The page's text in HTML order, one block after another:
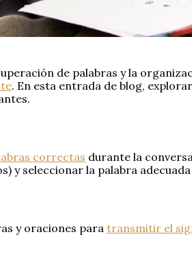
de palabras y la
. En esta entrada de blog,
correctas durante la
y seleccionar la palabra
y oraciones para transmitir el